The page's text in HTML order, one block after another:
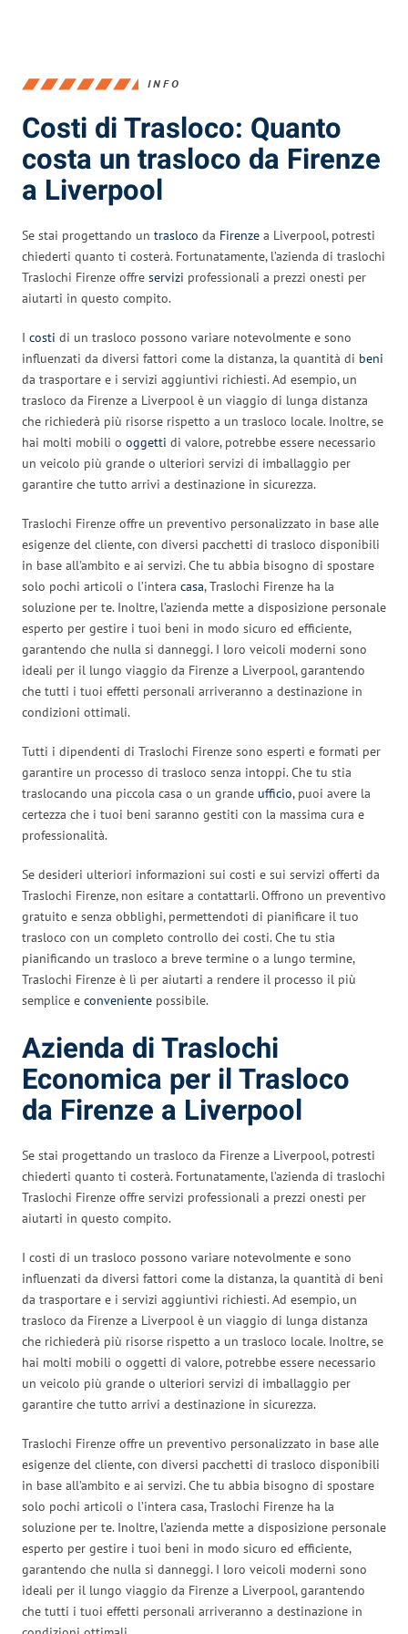
INFO
Costi di Trasloco: Quanto
costa un trasloco da Firenze
a Liverpool
Se stai progettando un trasloco da Firenze a Liverpool, potresti
chiederti quanto ti costerà. Fortunatamente, l’azienda di traslochi
Traslochi Firenze offre servizi professionali a prezzi onesti per
aiutarti in questo compito.
I costi di un trasloco possono variare notevolmente e sono
influenzati da diversi fattori come la distanza, la quantità di beni
da trasportare e i servizi aggiuntivi richiesti. Ad esempio, un
trasloco da Firenze a Liverpool è un viaggio di lunga distanza
che richiederà più risorse rispetto a un trasloco locale. Inoltre, se
hai molti mobili o oggetti di valore, potrebbe essere necessario
un veicolo più grande o ulteriori servizi di imballaggio per
garantire che tutto arrivi a destinazione in sicurezza.
Traslochi Firenze offre un preventivo personalizzato in base alle
esigenze del cliente, con diversi pacchetti di trasloco disponibili
in base all’ambito e ai servizi. Che tu abbia bisogno di spostare
solo pochi articoli o l’intera casa, Traslochi Firenze ha la
soluzione per te. Inoltre, l’azienda mette a disposizione personale
esperto per gestire i tuoi beni in modo sicuro ed efficiente,
garantendo che nulla si danneggi. I loro veicoli moderni sono
ideali per il lungo viaggio da Firenze a Liverpool, garantendo
che tutti i tuoi effetti personali arriveranno a destinazione in
condizioni ottimali.
Tutti i dipendenti di Traslochi Firenze sono esperti e formati per
garantire un processo di trasloco senza intoppi. Che tu stia
traslocando una piccola casa o un grande ufficio, puoi avere la
certezza che i tuoi beni saranno gestiti con la massima cura e
professionalità.
Se desideri ulteriori informazioni sui costi e sui servizi offerti da
Traslochi Firenze, non esitare a contattarli. Offrono un preventivo
gratuito e senza obblighi, permettendoti di pianificare il tuo
trasloco con un completo controllo dei costi. Che tu stia
pianificando un trasloco a breve termine o a lungo termine,
Traslochi Firenze è lì per aiutarti a rendere il processo il più
semplice e conveniente possibile.
Azienda di Traslochi
Economica per il Trasloco
da Firenze a Liverpool
Se stai progettando un trasloco da Firenze a Liverpool, potresti
chiederti quanto ti costerà. Fortunatamente, l’azienda di traslochi
Traslochi Firenze offre servizi professionali a prezzi onesti per
aiutarti in questo compito.
I costi di un trasloco possono variare notevolmente e sono
influenzati da diversi fattori come la distanza, la quantità di beni
da trasportare e i servizi aggiuntivi richiesti. Ad esempio, un
trasloco da Firenze a Liverpool è un viaggio di lunga distanza
che richiederà più risorse rispetto a un trasloco locale. Inoltre, se
hai molti mobili o oggetti di valore, potrebbe essere necessario
un veicolo più grande o ulteriori servizi di imballaggio per
garantire che tutto arrivi a destinazione in sicurezza.
Traslochi Firenze offre un preventivo personalizzato in base alle
esigenze del cliente, con diversi pacchetti di trasloco disponibili
in base all’ambito e ai servizi. Che tu abbia bisogno di spostare
solo pochi articoli o l’intera casa, Traslochi Firenze ha la
soluzione per te. Inoltre, l’azienda mette a disposizione personale
esperto per gestire i tuoi beni in modo sicuro ed efficiente,
garantendo che nulla si danneggi. I loro veicoli moderni sono
ideali per il lungo viaggio da Firenze a Liverpool, garantendo
che tutti i tuoi effetti personali arriveranno a destinazione in